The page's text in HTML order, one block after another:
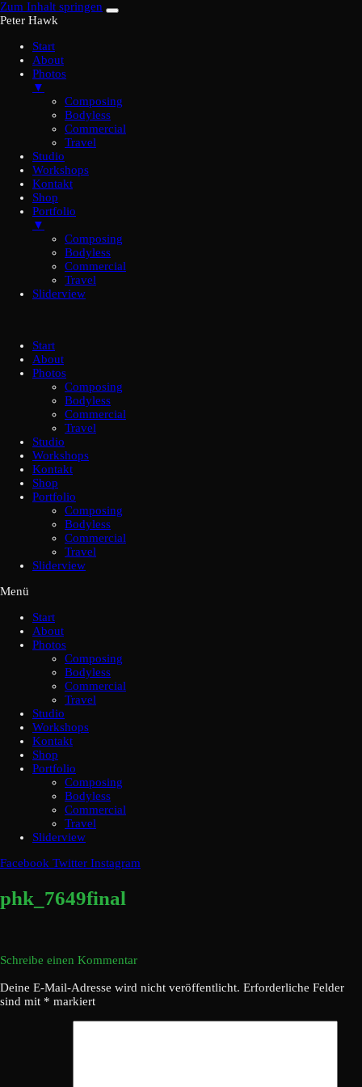
Zum Inhalt springen
Peter Hawk
Start
About
Photos
▼
Composing
Bodyless
Commercial
Travel
Studio
Workshops
Kontakt
Shop
Portfolio
▼
Composing
Bodyless
Commercial
Travel
Sliderview
Start
About
Photos
Composing
Bodyless
Commercial
Travel
Studio
Workshops
Kontakt
Shop
Portfolio
Composing
Bodyless
Commercial
Travel
Sliderview
Menü
Start
About
Photos
Composing
Bodyless
Commercial
Travel
Studio
Workshops
Kontakt
Shop
Portfolio
Composing
Bodyless
Commercial
Travel
Sliderview
Facebook Twitter Instagram
phk_7649final
Schreibe einen Kommentar
Deine E-Mail-Adresse wird nicht veröffentlicht. Erforderliche Felder
sind mit * markiert